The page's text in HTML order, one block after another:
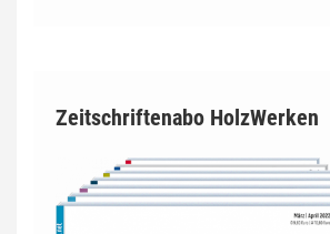
Zeitschriftenabo HolzWerken